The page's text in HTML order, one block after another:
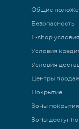
Общие
Безопасность
E-shop условия
Условия
Условия
Центры
Покрытие
Зоны
Зоны